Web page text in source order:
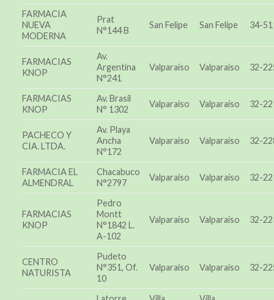
FARMACIA
NUEVA
MODERNA
Prat
N°144 B
San Felipe San Felipe 34-
FARMACIAS
KNOP
Av.
Argentina
N°241
Valparaiso Valparaiso 32-
FARMACIAS
KNOP
Av. Brasil
N° 1302
Valparaiso Valparaiso 32-
PACHECO Y
CIA. LTDA.
Av. Playa
Ancha
N°172
Valparaiso Valparaiso 32-
FARMACIA EL
ALMENDRAL
Chacabuco
N°2797
Valparaiso Valparaiso 32-
FARMACIAS
KNOP
Pedro
Montt
N°1842 L.
A-102
Valparaiso Valparaiso 32-
CENTRO
NATURISTA
Pudeto
N°351, Of.
10
Valparaiso Valparaiso 32-